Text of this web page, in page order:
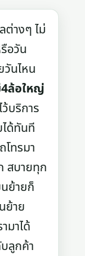
างๆ ไม่
อวัน
วันไหน
4ล้อใหญ่
ว้บริการ
ด้ทันที
โทรมา
สบายทุก
ย้ายก็
ย้าย
มาได้
ลูกค้า